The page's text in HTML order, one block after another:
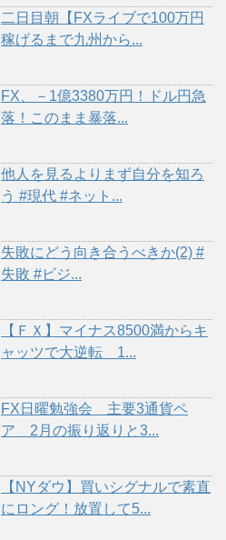
二日目朝【FXライブで100万円
稼げるまで九州から...
FX、－1億3380万円！ドル円急
落！このまま暴落...
他人を見るよりまず自分を知ろ
う #現代 #ネット...
失敗にどう向き合うべきか(2) #
失敗 #ビジ...
【ＦＸ】マイナス8500満からキ
ャッツで大逆転 1...
FX日曜勉強会 主要3通貨ペ
ア 2月の振り返りと3...
【NYダウ】買いシグナルで素直
にロング！放置して5...